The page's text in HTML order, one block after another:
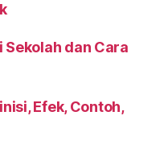
Sekolah dan Cara
Efek, Contoh,